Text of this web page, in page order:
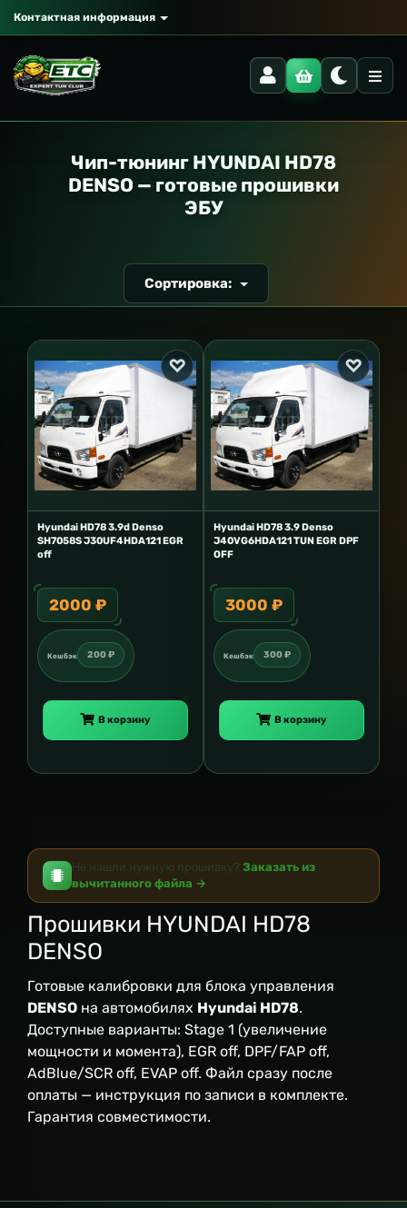
Контактная информация
Чип-тюнинг HYUNDAI HD78
DENSO — готовые прошивки
ЭБУ
Сортировка:
Hyundai HD78 3.9d Denso
SH7058S J30UF4HDA121 EGR
off
2000 ₽
Кешбэк 200 ₽
В корзину
Hyundai HD78 3.9 Denso
J40VG6HDA121 TUN EGR DPF
OFF
3000 ₽
Кешбэк 300 ₽
В корзину
Не нашли нужную прошивку? Заказать из
вычитанного файла →
Прошивки HYUNDAI HD78
DENSO
Готовые калибровки для блока управления
DENSO на автомобилях Hyundai HD78.
Доступные варианты: Stage 1 (увеличение
мощности и момента), EGR off, DPF/FAP off,
AdBlue/SCR off, EVAP off. Файл сразу после
оплаты — инструкция по записи в комплекте.
Гарантия совместимости.